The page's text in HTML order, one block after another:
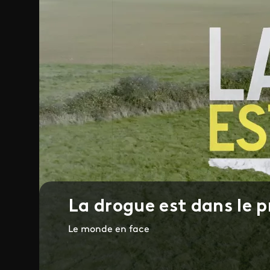
La drogue est dans le
Le monde en face